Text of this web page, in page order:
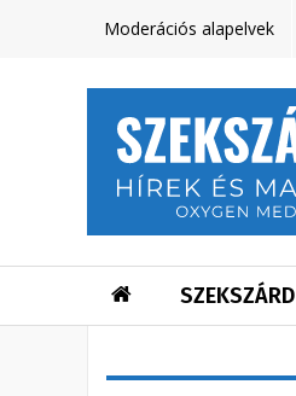
Moderációs alapelvek
SZEKSZÁRD